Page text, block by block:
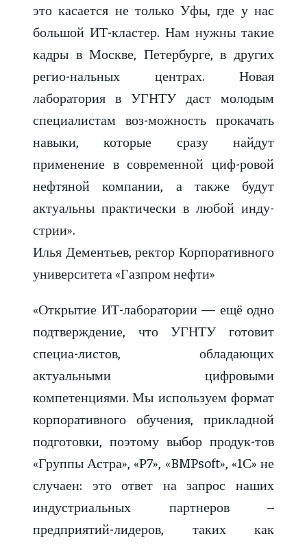
это касается не только Уфы, где у нас
большой ИТ-кластер. Нам нужны такие
кадры в Москве, Петербурге, в других
регио-нальных центрах. Новая
лаборатория в УГНТУ даст молодым
специалистам воз-можность прокачать
навыки, которые сразу найдут
применение в современной циф-ровой
нефтяной компании, а также будут
актуальны практически в любой инду-
стрии».
Илья Дементьев, ректор Корпоративного
университета «Газпром нефти»
«Открытие ИТ-лаборатории — ещё одно
подтверждение, что УГНТУ готовит
специа-листов, обладающих
актуальными цифровыми
компетенциями. Мы используем формат
корпоративного обучения, прикладной
подготовки, поэтому выбор продук-тов
«Группы Астра», «Р7», «BMPsoft», «1С» не
случаен: это ответ на запрос наших
индустриальных партнеров –
предприятий-лидеров, таких как